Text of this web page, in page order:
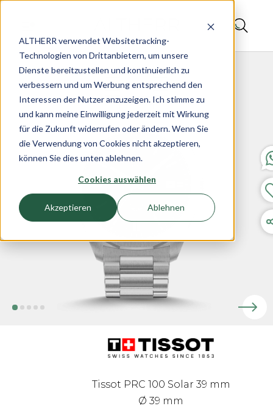
ALTHERR verwendet Websitetracking-
Technologien von Drittanbietern, um unsere
Dienste bereitzustellen und kontinuierlich zu
verbessern und um Werbung entsprechend den
Interessen der Nutzer anzuzeigen. Ich stimme zu
und kann meine Einwilligung jederzeit mit Wirkung
für die Zukunft widerrufen oder ändern. Wenn Sie
die Verwendung von Cookies nicht akzeptieren,
können Sie dies unten ablehnen.
Cookies auswählen
Akzeptieren Ablehnen
Tissot PRC 100 Solar 39 mm
Ø 39 mm